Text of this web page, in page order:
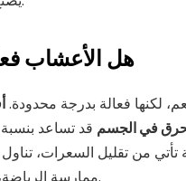
هل الأعشاب
نعم، لكنها فعالة بدرجة محدودة.
في الجسم قد تساعد
تأتي من تقليل السعرات،
ممارسة الرياضة، والنوم الجيد.